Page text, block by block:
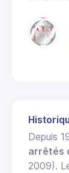
Depuis
arrêtés
2009).